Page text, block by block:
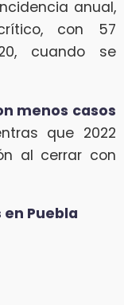
anual,
con 57
cuando se
menos casos
que 2022
al cerrar con
Puebla